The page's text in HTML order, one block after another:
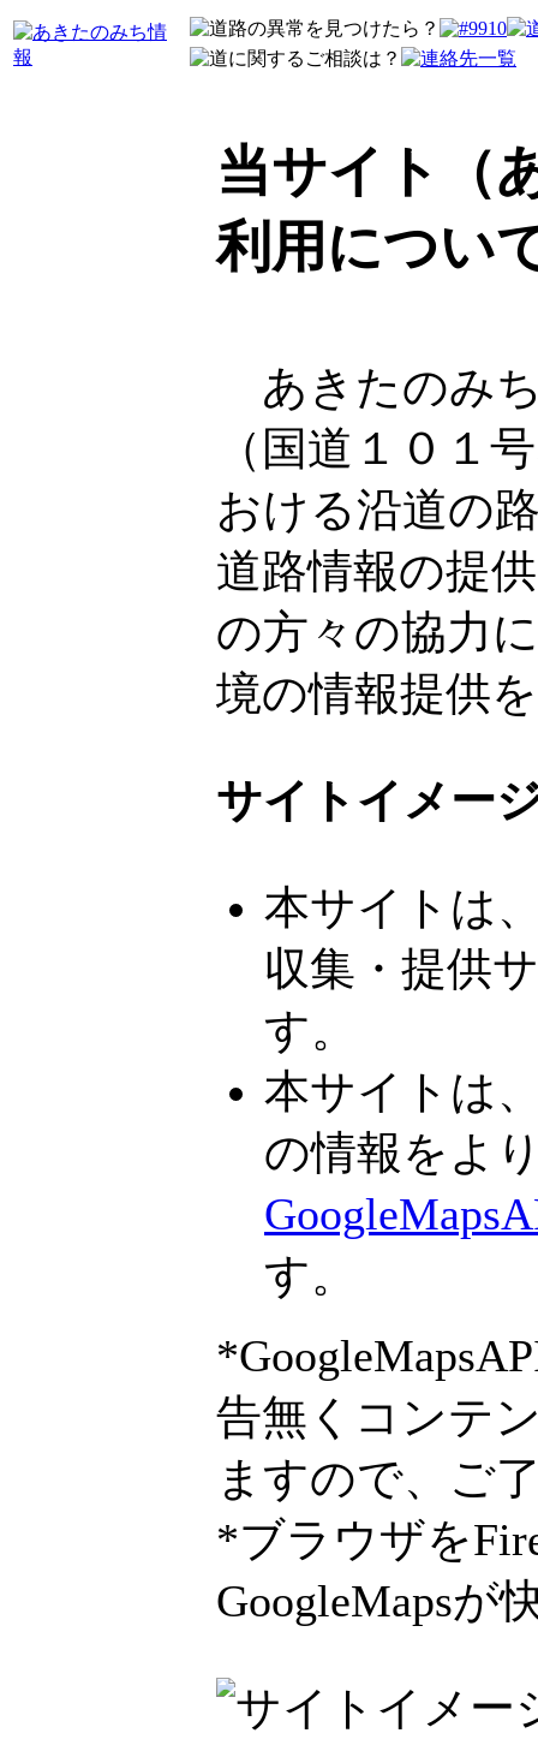
当サイト（
利用につい
あきたのみ
（国道１０１
おける沿道の
道路情報の提
の方々の協力
境の情報提供
サイトイメー
本サイトは
収集・提供
す。
本サイトは
の情報をよ
す。
告無くコンテ
ますので、ご
*ブラウザを
GoogleMapsが